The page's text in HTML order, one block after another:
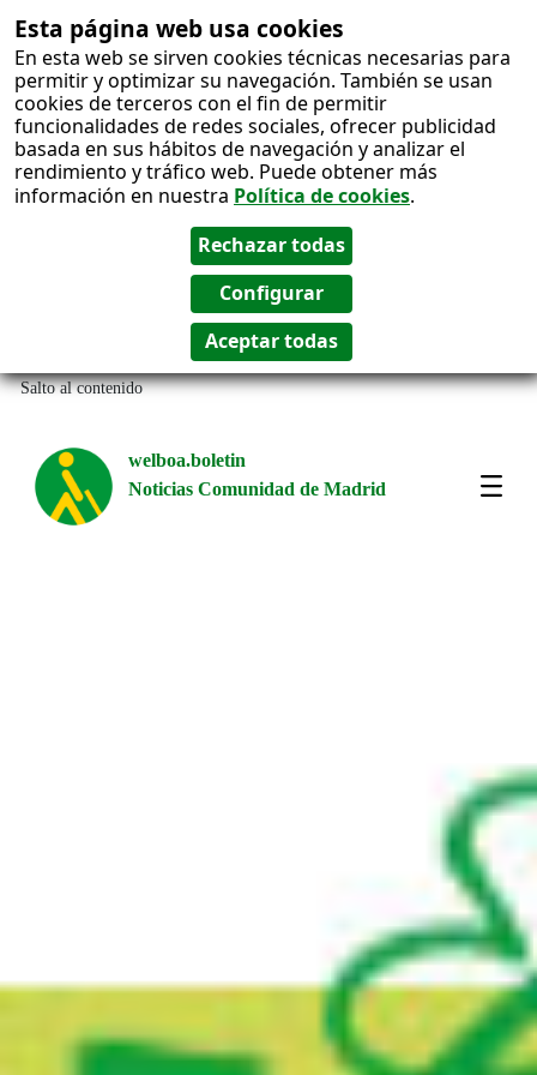
Esta página web usa cookies
En esta web se sirven cookies técnicas necesarias para
permitir y optimizar su navegación. También se usan
cookies de terceros con el fin de permitir
funcionalidades de redes sociales, ofrecer publicidad
basada en sus hábitos de navegación y analizar el
rendimiento y tráfico web. Puede obtener más
información en nuestra Política de cookies.
Salto al contenido
welboa.boletin
Noticias Comunidad de Madrid